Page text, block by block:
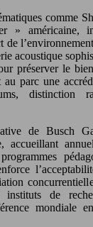
comme
» américaine,
de
acoustique
préserver le
au parc une
distinction
de Busch
accueillant
de
mondiale